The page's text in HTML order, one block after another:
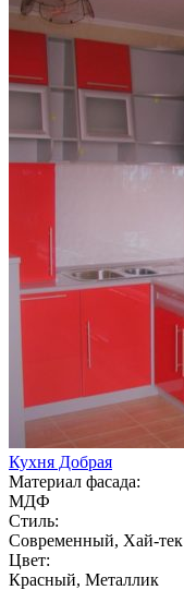
Кухня Добрая
Материал фасада:
МДФ
Стиль:
Современный, Хай-тек
Цвет:
Красный, Металлик